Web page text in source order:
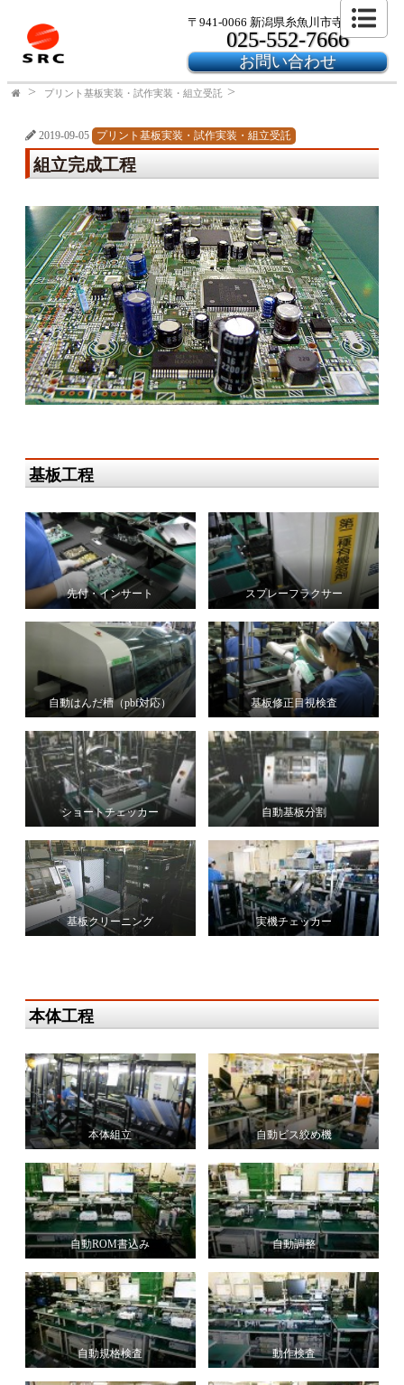
〒941-0066 新潟県糸魚川市寺島2-24-6
025-552-7666
お問い合わせ
プリント基板実装・試作実装・組立受託
2019-09-05 プリント基板実装・試作実装・組立受託
組立完成工程
基板工程
先付・インサート スプレーフラクサー
自動はんだ槽（pbf対応） 基板修正目視検査
ショートチェッカー 自動基板分割
基板クリーニング 実機チェッカー
本体工程
本体組立 自動ビス絞め機
自動ROM書込み 自動調整
自動規格検査 動作検査